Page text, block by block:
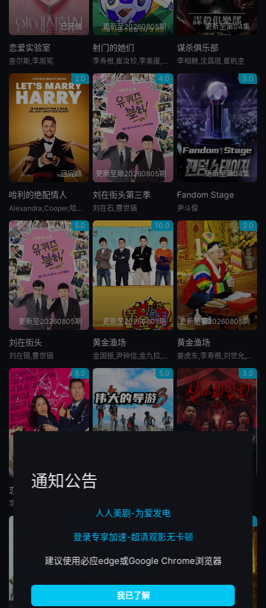
已完结
恋爱实验室
查尔斯,李周宪
更新至20260805期
射门的她们
李寿根,崔汝珍,李美度,金才禾,张真熙,郑慧仁,池易洙,이영표,한채아,심하은,명서현,양은지,남현희,박승희,이성미,신봉선,이경실,조혜련
更新至第04集
谋杀俱乐部
李相赫,沈昌珉,崔杋圭
2.0
已完结
哈利的绝配情人
Alexandra,Cooper,哈利·乔西
4.0
更新至第20260805期
刘在街头第三季
刘在石,曹世镐
3.0
更新至第04集
Fandom Stage
尹斗俊
5.0
更新至20260805期
刘在街头
刘在锡,曹世镐
10.0
更新至20260805期
黄金渔场
金国振,尹钟信,金九拉,曹圭贤,梁俊日
2.0
更新至第20260805期
黄金渔场
姜虎东,李寿根,刘世允,黄光熙
8.0
恋爱战争
李孝利,徐章勋,金希澈
5.0
伟大的导游3
3.0
8.0
通知公告
人人美剧-为爱发电
登录专享加速-超清观影无卡顿
建议使用必应edge或Google Chrome浏览器